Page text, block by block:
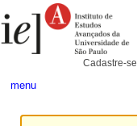
para
conteúdo.
Pessoais
Cadastre-se
menu